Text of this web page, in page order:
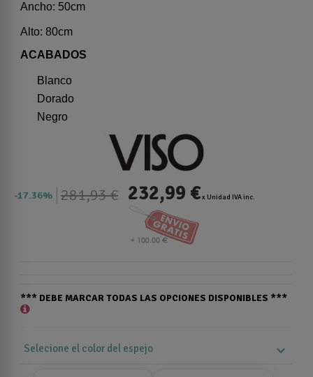
Ancho: 50cm
Alto: 80cm
ACABADOS
Blanco
Dorado
Negro
17.36% 281,93 € 232,99 €x Unidad IVA inc.
*** DEBE MARCAR TODAS LAS OPCIONES DISPONIBLES ***
Selecione el color del espejo expand_more